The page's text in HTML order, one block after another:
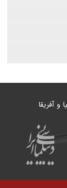
و آفریقا